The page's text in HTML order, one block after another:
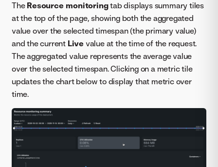
The Resource monitoringtab displays summary tiles
at the top of the page, showing both the aggregated
value over the selected timespan (the primary value)
and the current Live value at the time of the request.
The aggregated value represents the average value
over the selected timespan. Clicking on a metric tile
updates the chart below to display that metric over
time.